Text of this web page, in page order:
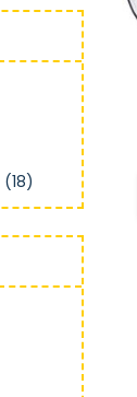
(18)